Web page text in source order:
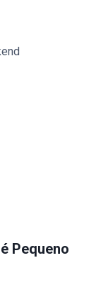
Pequeno